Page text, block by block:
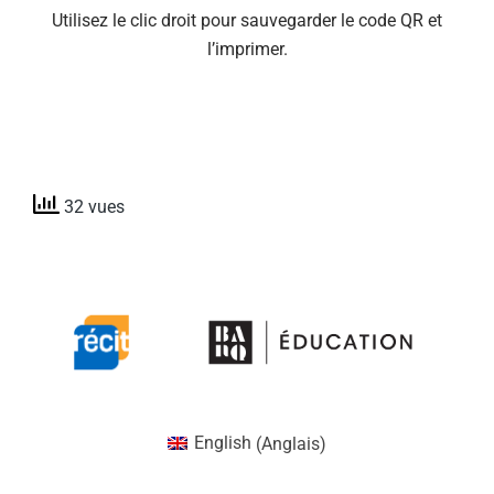
Utilisez le clic droit pour sauvegarder le code QR et
l’imprimer.
32 vues
English (Anglais)